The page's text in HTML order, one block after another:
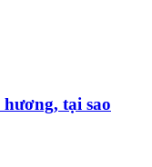
tại sao